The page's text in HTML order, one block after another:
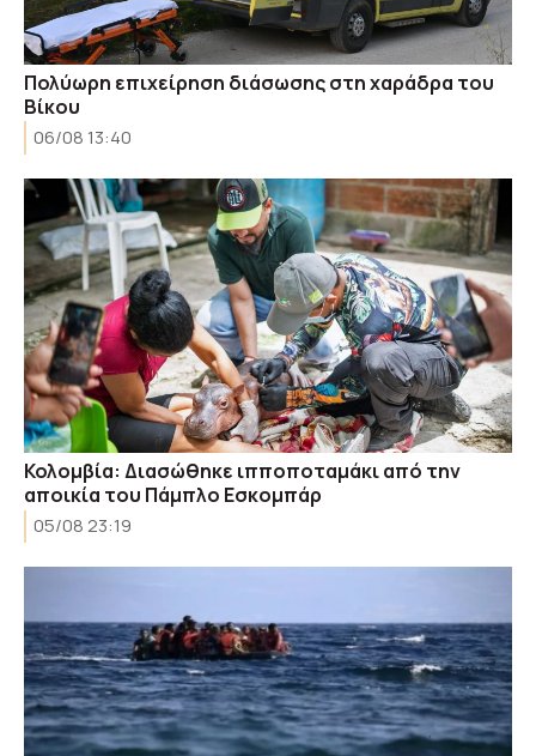
Πολύωρη επιχείρηση διάσωσης στη χαράδρα του
Βίκου
06/08 13:40
Κολομβία: Διασώθηκε ιπποποταμάκι από την
αποικία του Πάμπλο Εσκομπάρ
05/08 23:19